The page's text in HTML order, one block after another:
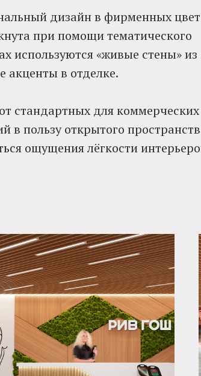
дизайн в фирменных
при помощи тематического
используются «живые стены» из
акценты в отделке.
стандартных для коммерческих
пользу открытого
ощущения лёгкости